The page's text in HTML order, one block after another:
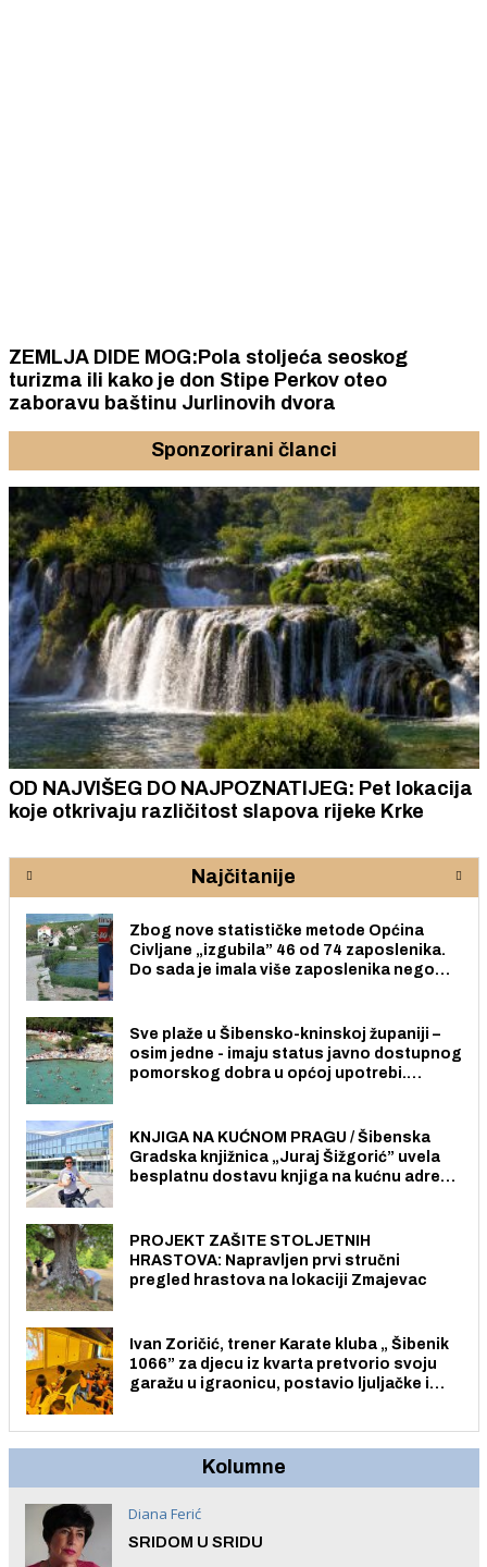
ZEMLJA DIDE MOG:Pola stoljeća seoskog
turizma ili kako je don Stipe Perkov oteo
zaboravu baštinu Jurlinovih dvora
Sponzorirani članci
OD NAJVIŠEG DO NAJPOZNATIJEG: Pet lokacija
koje otkrivaju različitost slapova rijeke Krke
Najčitanije
Zbog nove statističke metode Općina
Civljane „izgubila” 46 od 74 zaposlenika.
Do sada je imala više zaposlenika nego
Sve plaže u Šibensko-kninskoj županiji –
osim jedne - imaju status javno dostupnog
pomorskog dobra u općoj upotrebi.
KNJIGA NA KUĆNOM PRAGU / Šibenska
Gradska knjižnica „Juraj Šižgorić” uvela
besplatnu dostavu knjiga na kućnu adresu
PROJEKT ZAŠITE STOLJETNIH
HRASTOVA: Napravljen prvi stručni
pregled hrastova na lokaciji Zmajevac
Ivan Zoričić, trener Karate kluba „ Šibenik
1066” za djecu iz kvarta pretvorio svoju
garažu u igraonicu, postavio ljuljačke i
Kolumne
Diana Ferić
SRIDOM U SRIDU